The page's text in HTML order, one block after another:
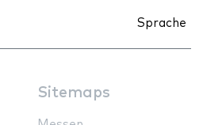
Sprache
Sitemaps